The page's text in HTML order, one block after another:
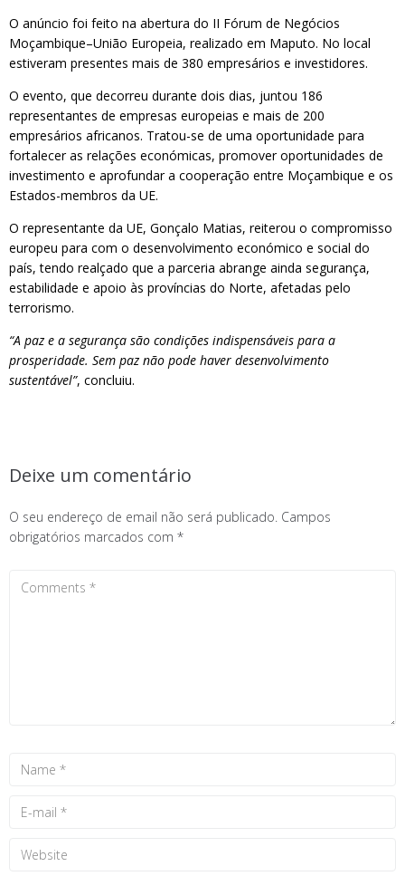
O anúncio foi feito na abertura do II Fórum de Negócios
Moçambique–União Europeia, realizado em Maputo. No local
estiveram presentes mais de 380 empresários e investidores.
O evento, que decorreu durante dois dias, juntou 186
representantes de empresas europeias e mais de 200
empresários africanos. Tratou-se de uma oportunidade para
fortalecer as relações económicas, promover oportunidades de
investimento e aprofundar a cooperação entre Moçambique e os
Estados-membros da UE.
O representante da UE, Gonçalo Matias, reiterou o compromisso
europeu para com o desenvolvimento económico e social do
país, tendo realçado que a parceria abrange ainda segurança,
estabilidade e apoio às províncias do Norte, afetadas pelo
terrorismo.
“A paz e a segurança são condições indispensáveis para a
prosperidade. Sem paz não pode haver desenvolvimento
sustentável”, concluiu.
Deixe um comentário
O seu endereço de email não será publicado. Campos
obrigatórios marcados com *